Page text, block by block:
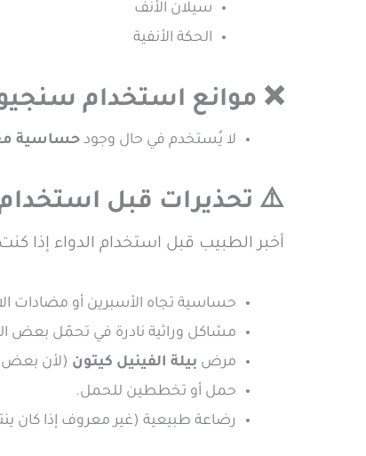
سيلان الأنف
الحكة الأنفية
❌ موانع استخدام سنجيولير
لا يُستخدم في حال وجود حساسية
⚠️ تحذيرات قبل استخدام
أخبر الطبيب قبل استخدام الدواء إذا
حساسية تجاه الأسبرين أو مضادات
مشاكل وراثية نادرة في تحمّل بعض
مرض بيلة الفينيل كيتون (لأن بعض
حمل أو تخططين للحمل.
رضاعة طبيعية (غير معروف إذا كان